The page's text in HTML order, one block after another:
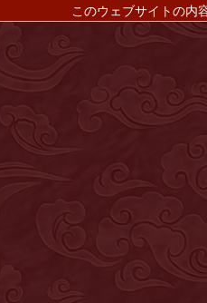
このウェブサイトの内